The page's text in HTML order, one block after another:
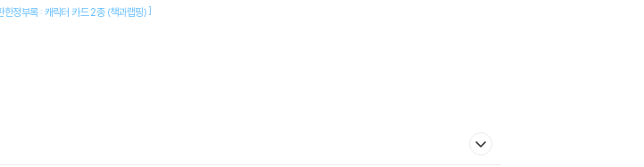
한정부록 : 캐릭터 카드 2종 (책과랩핑)]